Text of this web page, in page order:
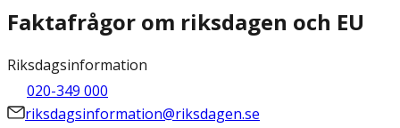
Faktafrågor om riksdagen och EU
Riksdagsinformation
020-349 000
riksdagsinformation@riksdagen.se